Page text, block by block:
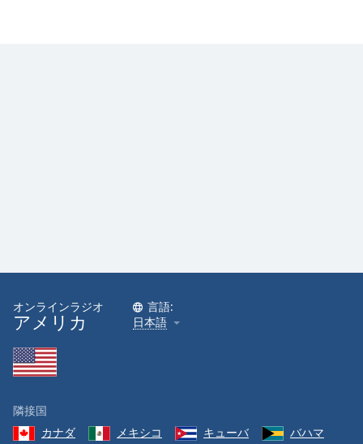
オンラインラジオ
アメリカ
言語:
日本語
隣接国
カナダ
メキシコ キューバ
バハマ